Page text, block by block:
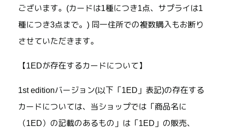
ございます。(カードは1種につき1点、サプライは1
種につき3点まで。) 同一住所での複数購入もお断り
させていただきます。
【1EDが存在するカードについて】
1st editionバージョン(以下「1ED」表記)の存在する
カードについては、当ショップでは「商品名に
（1ED）の記載のあるもの」は「1ED」の販売、